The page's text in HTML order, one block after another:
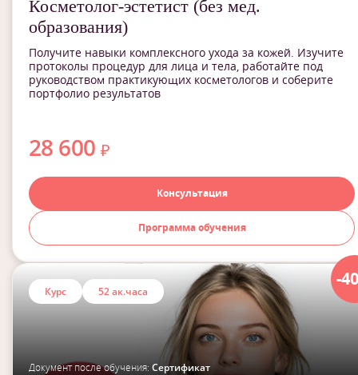
Косметолог-эстетист (без мед.
образования)
Получите навыки комплексного ухода за кожей. Изучите
протоколы процедур для лица и тела, работайте под
руководством практикующих косметологов и соберите
портфолио результатов
28 600₽
Консультация
Программа обучения
-
Курс 52 ак.часа
Документ после обучения: Сертификат